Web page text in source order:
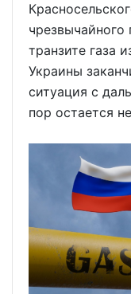
транзите газа
Украины
ситуация с
пор остается